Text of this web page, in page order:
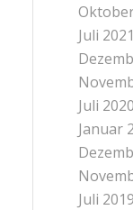
Juli 2021
Juli 2020
Januar
Juli 2019